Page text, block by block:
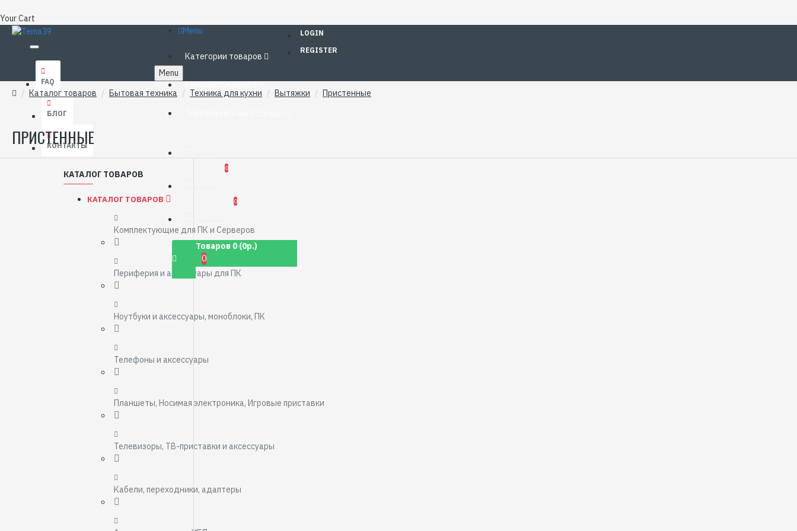
Your Cart
FAQ
БЛОГ
КОНТАКТЫ
Menu
Категории товаров
Комплектующие
0
0
Товаров 0 (0р.)
0
LOGIN
REGISTER
Menu
Каталог товаров
Бытовая техника Техника для кухни Вытяжки Пристенные
ПРИСТЕННЫЕ
КАТАЛОГ ТОВАРОВ
КАТАЛОГ ТОВАРОВ
Комплектующие для ПК и Серверов
Периферия и аксессуары для ПК
Ноутбуки и аксессуары, моноблоки, ПК
Телефоны и аксессуары
Планшеты, Носимая электроника, Игровые приставки
Телевизоры, ТВ-приставки и аксессуары
Кабели, переходники, адаптеры